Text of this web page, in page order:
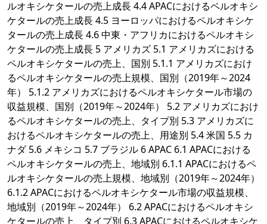
ルオキシケタールの売上成長 4.4 APACにおけるペルオキシ
ケタールの売上成長 4.5 ヨーロッパにおけるペルオキシケ
タールの売上成長 4.6 中東・アフリカにおけるペルオキシ
ケタールの売上成長 5 アメリカズ 5.1 アメリカズにおける
ペルオキシケタールの売上、国別 5.1.1 アメリカズにおけ
るペルオキシケタールの売上規模、国別（2019年～2024
年） 5.1.2 アメリカズにおけるペルオキシケタール市場の
収益規模、国別（2019年～2024年） 5.2 アメリカズにおけ
るペルオキシケタールの売上、タイプ別 5.3 アメリカズに
おけるペルオキシケタールの売上、用途別 5.4 米国 5.5 カ
ナダ 5.6 メキシコ 5.7 ブラジル 6 APAC 6.1 APACにおける
ペルオキシケタールの売上、地域別 6.1.1 APACにおけるペ
ルオキシケタールの売上規模、地域別（2019年～2024年）
6.1.2 APACにおけるペルオキシケタール市場の収益規模、
地域別（2019年～2024年） 6.2 APACにおけるペルオキシ
ケタールの売上、タイプ別 6.3 APACにおけるペルオキシケ